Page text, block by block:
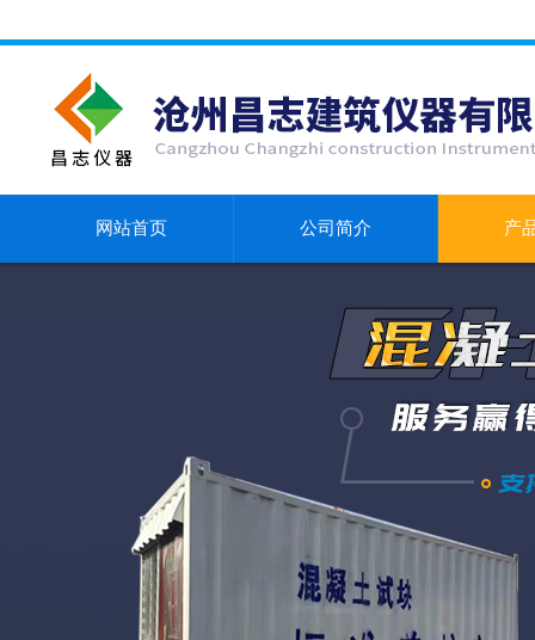
网站首页 公司简介 产